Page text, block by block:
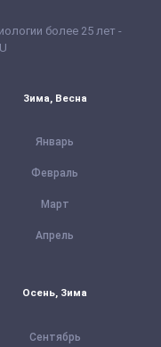
более 25 лет -
Зима, Весна
Январь
Февраль
Март
Апрель
Осень, Зима
Сентябрь